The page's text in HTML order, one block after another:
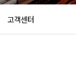
고객센터